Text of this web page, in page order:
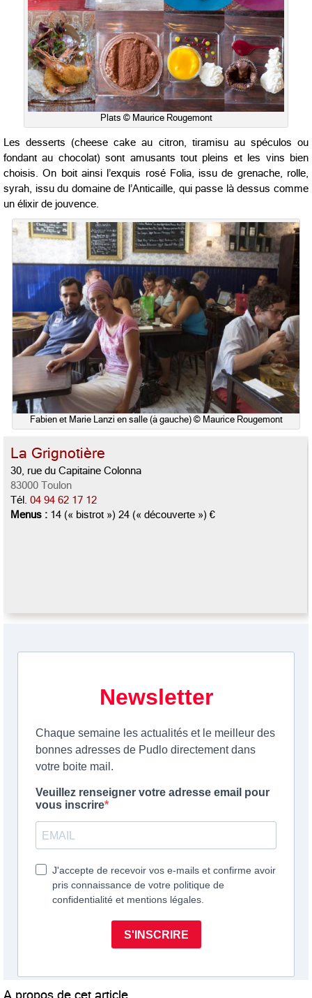
Plats © Maurice Rougemont
Les desserts (cheese cake au citron, tiramisu au spéculos ou
fondant au chocolat) sont amusants tout pleins et les vins bien
choisis. On boit ainsi l’exquis rosé Folia, issu de grenache, rolle,
syrah, issu du domaine de l’Anticaille, qui passe là dessus comme
un élixir de jouvence.
Fabien et Marie Lanzi en salle (à gauche) © Maurice Rougemont
La Grignotière
30, rue du Capitaine Colonna
83000 Toulon
Tél. 04 94 62 17 12
Menus : 14 (« bistrot ») 24 (« découverte ») €